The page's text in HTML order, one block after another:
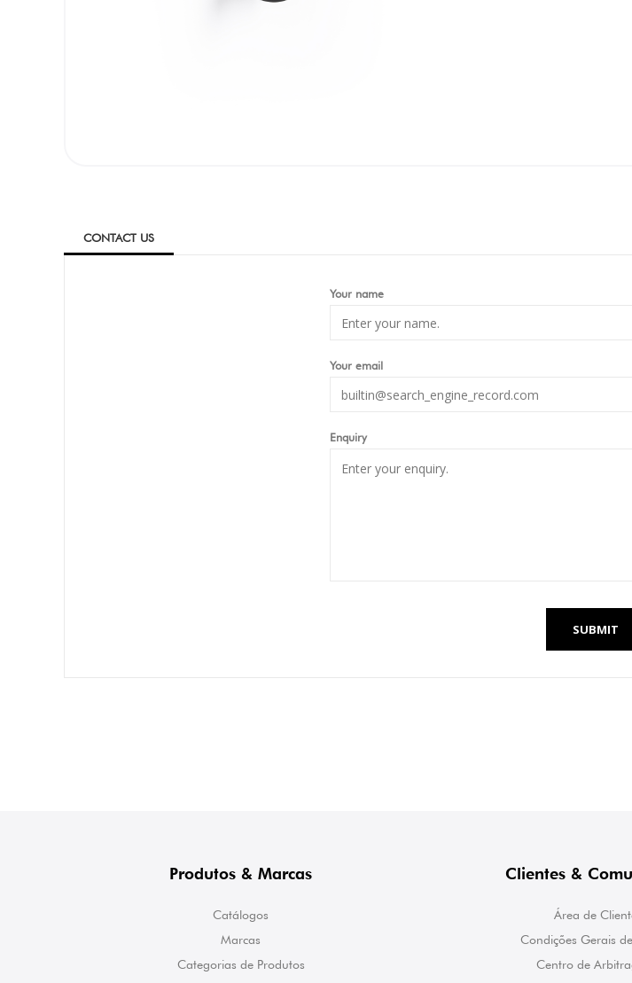
CONTACT US
Your name
Your email
Enquiry
SUBMIT
Produtos & Marcas
Catálogos
Marcas
Categorias de Produtos
Clientes &
Área de
Condições Gerais
Centro de